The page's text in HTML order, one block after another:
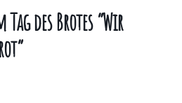
Tag des Brotes “Wir